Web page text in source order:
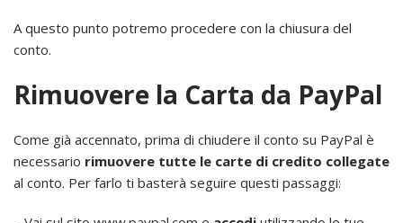
A questo punto potremo procedere con la chiusura del
conto.
Rimuovere la Carta da PayPal
Come già accennato, prima di chiudere il conto su PayPal è
necessario rimuovere tutte le carte di credito collegate
al conto. Per farlo ti basterà seguire questi passaggi: